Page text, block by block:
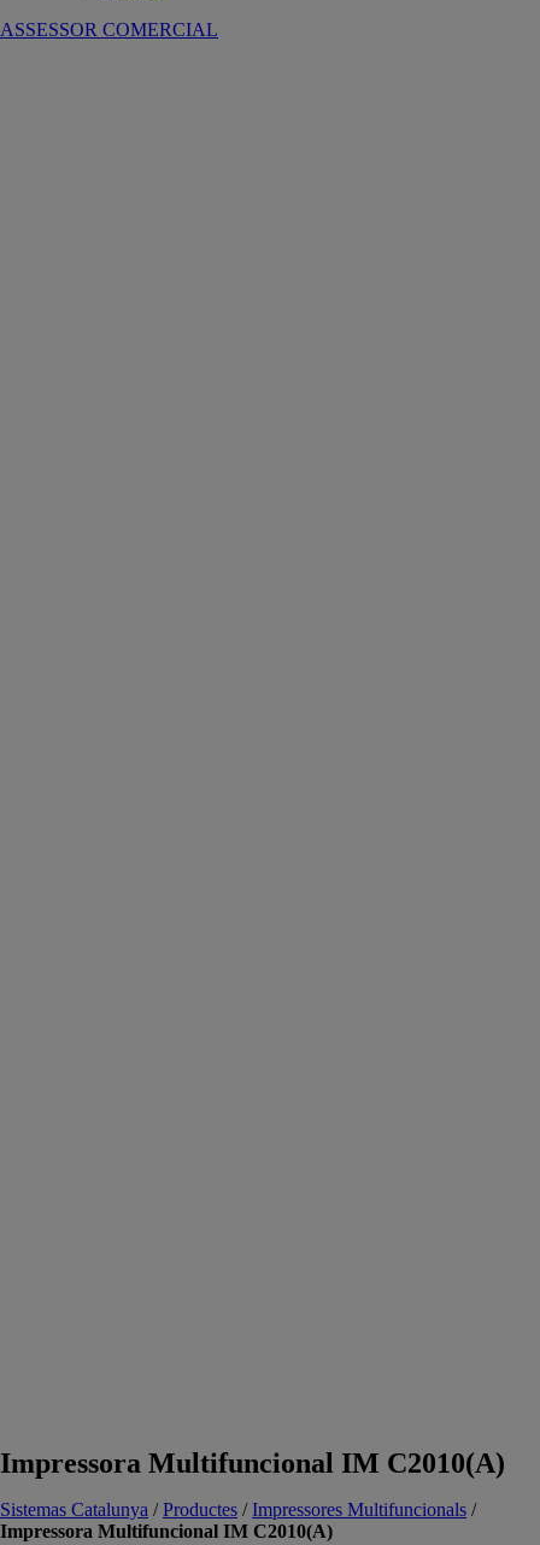
ASSESSOR COMERCIAL
Impressora Multifuncional IM C2010(A)
Sistemas Catalunya /Productes /Impressores Multifuncionals /
Impressora Multifuncional IM C2010(A)